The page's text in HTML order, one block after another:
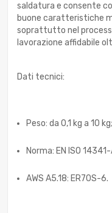
saldatura e consente
buone caratteristiche
soprattutto nel
lavorazione affidabile
Dati tecnici:
Peso: da 0,1 kg a 10 kg;
Norma: EN ISO
AWS A5.18: ER70S-6.